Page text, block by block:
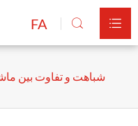
FA  
شباهت و تفاوت بین